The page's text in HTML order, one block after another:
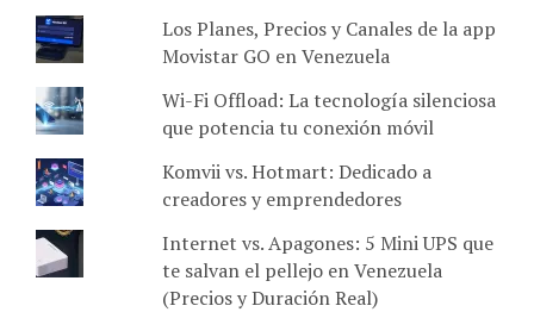
Los Planes, Precios y Canales de la app
Movistar GO en Venezuela
Wi-Fi Offload: La tecnología silenciosa
que potencia tu conexión móvil
Komvii vs. Hotmart: Dedicado a
creadores y emprendedores
Internet vs. Apagones: 5 Mini UPS que
te salvan el pellejo en Venezuela
(Precios y Duración Real)